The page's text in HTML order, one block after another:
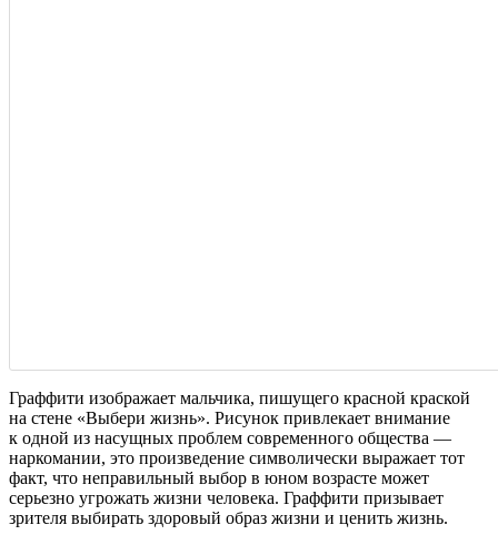
Граффити изображает мальчика, пишущего красной краской
на стене «Выбери жизнь». Рисунок привлекает внимание
к одной из насущных проблем современного общества —
наркомании, это произведение символически выражает тот
факт, что неправильный выбор в юном возрасте может
серьезно угрожать жизни человека. Граффити призывает
зрителя выбирать здоровый образ жизни и ценить жизнь.